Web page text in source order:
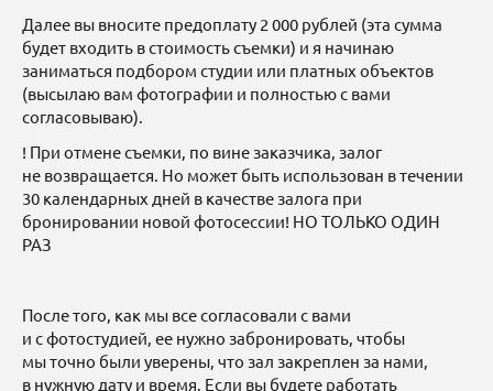
Далее вы вносите предоплату 2 000 рублей (эта сумма
будет входить в стоимость съемки) и я начинаю
заниматься подбором студии или платных объектов
(высылаю вам фотографии и полностью с вами
согласовываю).
! При отмене съемки, по вине заказчика, залог
не возвращается. Но может быть использован в течении
30 календарных дней в качестве залога при
бронировании новой фотосессии! НО ТОЛЬКО ОДИН
РАЗ
После того, как мы все согласовали с вами
и с фотостудией, ее нужно забронировать, чтобы
мы точно были уверены, что зал закреплен за нами,
в нужную дату и время. Если вы будете работать